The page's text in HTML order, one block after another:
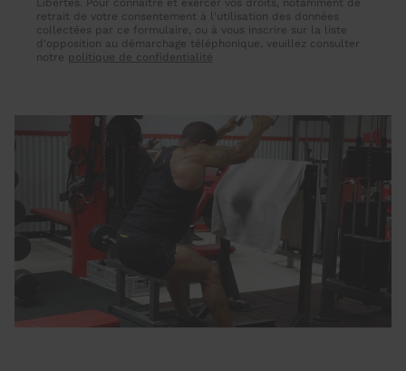
retrait de votre consentement à l'utilisation des données
collectées par ce formulaire, ou à vous inscrire sur la liste
d'opposition au démarchage téléphonique, veuillez consulter
notre politique de confidentialité